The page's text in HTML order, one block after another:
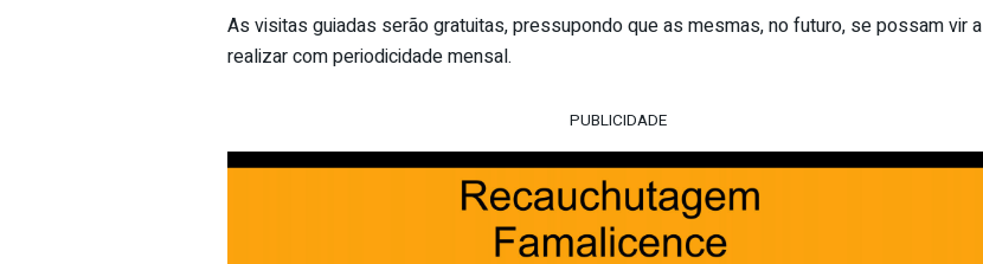
As visitas guiadas serão gratuitas, pressupondo que as mesmas, no futuro, se possam vir a
realizar com periodicidade mensal.
PUBLICIDADE